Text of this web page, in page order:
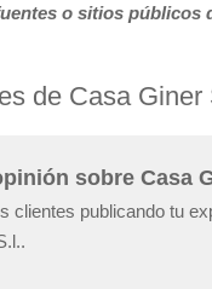
o sitios públicos
de Casa Giner
sobre Casa
clientes publicando tu